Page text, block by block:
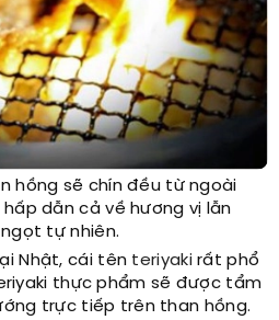
hồng sẽ chín đều từ ngoài
dẫn cả về hương vị lẫn
tự nhiên.
Nhật, cái tên teriyakirất phổ
thực phẩm sẽ được tẩm
trực tiếp trên than hồng.